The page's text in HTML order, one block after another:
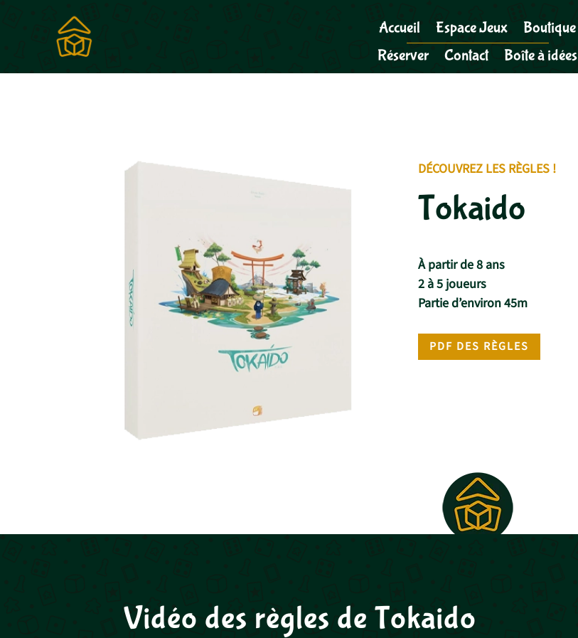
Accueil Espace Jeux
Boutique
Réserver
Contact Boîte à idées
DÉCOUVREZ LES RÈGLES !
Tokaido
À partir de 8 ans
2 à 5 joueurs
Partie d’environ 45m
PDF DES RÈGLES
Vidéo des règles de Tokaido